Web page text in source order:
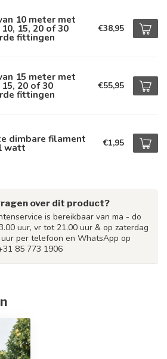
10 meter met
15, 20 of 30
fittingen
€38,95
15 meter met
20 of 30
fittingen
€55,95
dimbare filament
watt €1,95
over dit product?
is bereikbaar van ma - do
uur, vr tot 21.00 uur & op zaterdag
per telefoon en WhatsApp op
85 773 1906